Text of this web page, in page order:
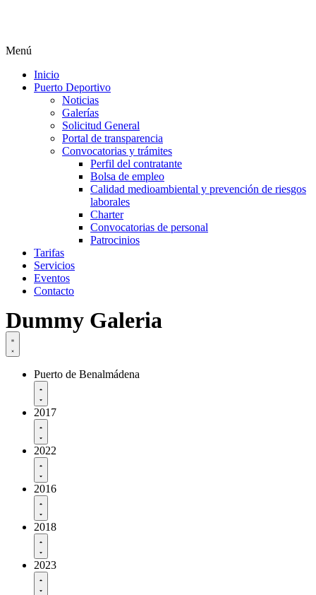
Menú
Inicio
Puerto Deportivo
Noticias
Galerías
Solicitud General
Portal de transparencia
Convocatorias y trámites
Perfil del contratante
Bolsa de empleo
Calidad medioambiental y prevención de riesgos
laborales
Charter
Convocatorias de personal
Patrocinios
Tarifas
Servicios
Eventos
Contacto
Dummy Galeria
Puerto de Benalmádena
2017
2022
2016
2018
2023